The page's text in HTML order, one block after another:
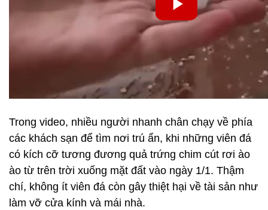
Trong video, nhiều người nhanh chân chạy về phía
các khách sạn để tìm nơi trú ẩn, khi những viên đá
có kích cỡ tương đương quả trứng chim cút rơi ào
ào từ trên trời xuống mặt đất vào ngày 1/1. Thậm
chí, không ít viên đá còn gây thiệt hại về tài sản như
làm vỡ cửa kính và mái nhà.